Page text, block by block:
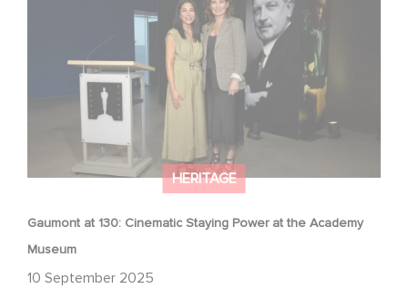
HERITAGE
Gaumont at 130: Cinematic Staying Power at the Academy
Museum
10 September 2025
Academy Museum